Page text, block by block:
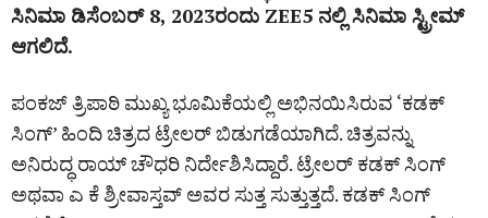
ಸಿನಿಮಾ ಡಿಸೆಂಬರ್ 8, 2023ರಂದು ZEE5 ನಲ್ಲಿ ಸಿನಿಮಾ ಸ್ಟ್ರೀಮ್‌
ಆಗಲಿದೆ.
ಪಂಕಜ್ ತ್ರಿಪಾಠಿ ಮುಖ್ಯ ಭೂಮಿಕೆಯಲ್ಲಿ ಅಭಿನಯಿಸಿರುವ ‘ಕಡಕ್
ಸಿಂಗ್’ ಹಿಂದಿ ಚಿತ್ರದ ಟ್ರೇಲರ್‌ ಬಿಡುಗಡೆಯಾಗಿದೆ. ಚಿತ್ರವನ್ನು
ಅನಿರುದ್ಧ ರಾಯ್ ಚೌಧರಿ ನಿರ್ದೇಶಿಸಿದ್ದಾರೆ. ಟ್ರೇಲರ್‌ ಕಡಕ್ ಸಿಂಗ್
ಅಥವಾ ಎ ಕೆ ಶ್ರೀವಾಸ್ತವ್ ಅವರ ಸುತ್ತ ಸುತ್ತುತ್ತದೆ. ಕಡಕ್ ಸಿಂಗ್